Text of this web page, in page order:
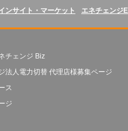
ンサイト・マーケット
エネチェンジ
チェンジ Biz
法人電力切替 代理店様募集ページ
ス
ジ